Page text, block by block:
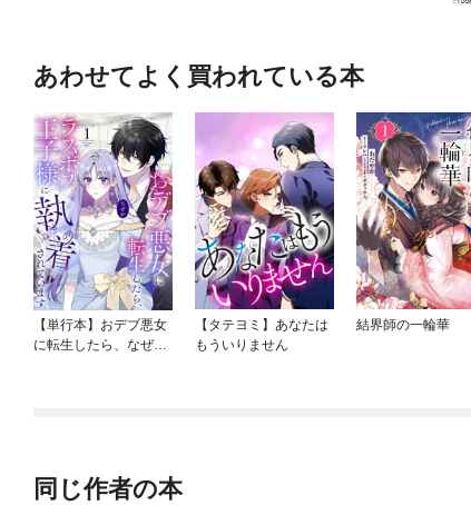
あわせてよく買われている本
【単行本】おデブ悪女
に転生したら、なぜか
【タテヨミ】あなたは
もういりません
結界師の一輪華
同じ作者の本